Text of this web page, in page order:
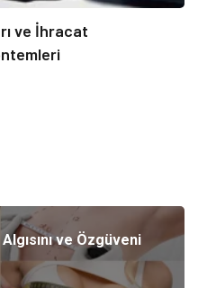
ve İhracat
ve Özgüveni